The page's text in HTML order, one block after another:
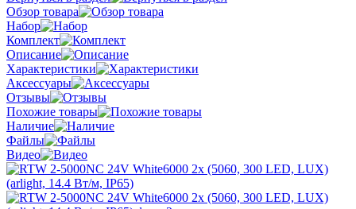
Обзор товара
Набор
Комплект
Описание
Характеристики
Аксессуары
Отзывы
Похожие товары
Наличие
Файлы
Видео